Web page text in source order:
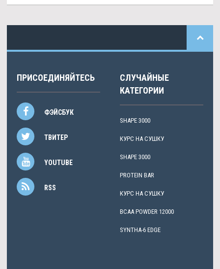
ПРИСОЕДИНЯЙТЕСЬ
ФЭЙСБУК
ТВИТЕР
YOUTUBE
RSS
СЛУЧАЙНЫЕ
КАТЕГОРИИ
SHAPE 3000
КУРС НА СУШКУ
SHAPE 3000
PROTEIN BAR
КУРС НА СУШКУ
BCAA POWDER 12000
SYNTHA-6 EDGE